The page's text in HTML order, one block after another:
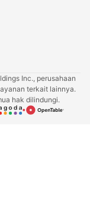
Inc., perusahaan
terkait lainnya.
hak dilindungi.